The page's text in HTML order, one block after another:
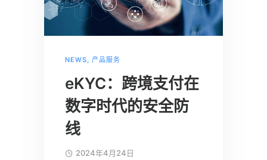
NEWS, 产品服务
eKYC：跨境支付在
数字时代的安全防
线
2024年4月24日